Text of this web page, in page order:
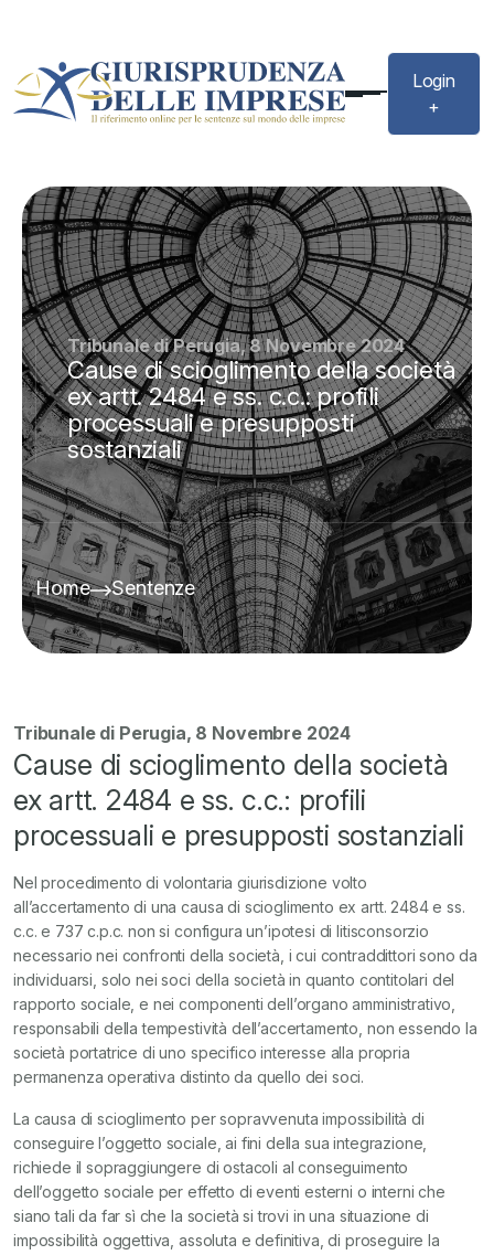
Login
+
Tribunale di Perugia, 8 Novembre 2024
Cause di scioglimento della società
ex artt. 2484 e ss. c.c.: profili
processuali e presupposti
sostanziali
Home Sentenze
Tribunale di Perugia, 8 Novembre 2024
Cause di scioglimento della società
ex artt. 2484 e ss. c.c.: profili
processuali e presupposti sostanziali
Nel procedimento di volontaria giurisdizione volto
all’accertamento di una causa di scioglimento ex artt. 2484 e ss.
c.c. e 737 c.p.c. non si configura un’ipotesi di litisconsorzio
necessario nei confronti della società, i cui contraddittori sono da
individuarsi, solo nei soci della società in quanto contitolari del
rapporto sociale, e nei componenti dell’organo amministrativo,
responsabili della tempestività dell’accertamento, non essendo la
società portatrice di uno specifico interesse alla propria
permanenza operativa distinto da quello dei soci.
La causa di scioglimento per sopravvenuta impossibilità di
conseguire l’oggetto sociale, ai fini della sua integrazione,
richiede il sopraggiungere di ostacoli al conseguimento
dell’oggetto sociale per effetto di eventi esterni o interni che
siano tali da far sì che la società si trovi in una situazione di
impossibilità oggettiva, assoluta e definitiva, di proseguire la